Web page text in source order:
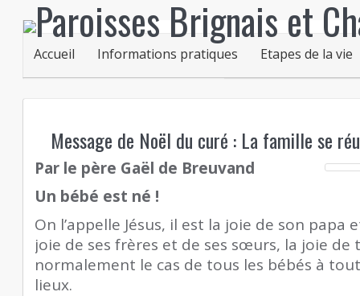
Accueil Informations pratiques Etapes de la vie
Message de Noël du curé : La famille se
Par le père Gaël de Breuvand
Un bébé est né !
On l’appelle Jésus, il est la joie de son papa
joie de ses frères et de ses sœurs, la joie
normalement le cas de tous les bébés à
lieux.